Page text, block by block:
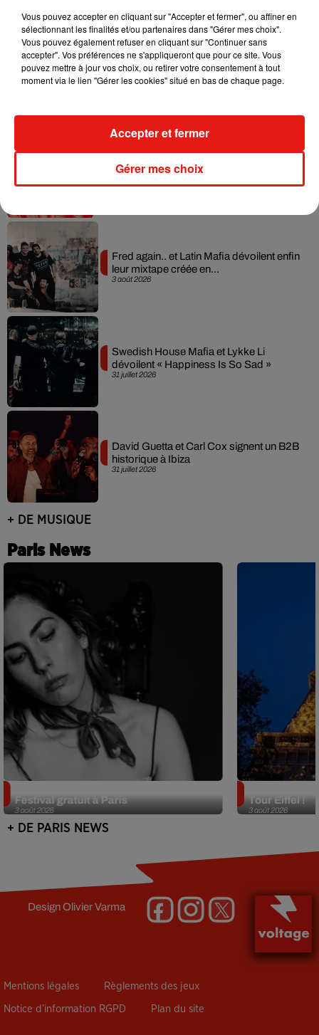
Angèle et Amélie Lens dévoilent leur
collaboration tant attendue
6 août 2026
Il y a 10 ans, DJ Snake changeait de
dimension avec son premier...
3 août 2026
Fred again.. et Latin Mafia dévoilent enfin
leur mixtape créée en...
31 juillet 2026
Swedish House Mafia et Lykke Li
dévoilent « Happiness Is So Sad »
31 juillet 2026
David Guetta et Carl Cox signent un B2B
historique à Ibiza
+ DE MUSIQUE
Paris News
3 août 2026
Festival gratuit à Paris
3 août 2026
Tour Eiffel !
+ DE PARIS NEWS
DesignOlivier Varma
Mentions légales Règlements des jeux
Notice d’information RGPD Plan du site
Vous pouvez accepter en cliquant sur "Accepter et fermer", ou affiner en
sélectionnant les finalités et/ou partenaires dans "Gérer mes choix".
Vous pouvez également refuser en cliquant sur "Continuer sans
accepter". Vos préférences ne s'appliqueront que pour ce site. Vous
pouvez mettre à jour vos choix, ou retirer votre consentement à tout
moment via le lien "Gérer les cookies" situé en bas de chaque page.
Gérer mes choix
Accepter et fermer